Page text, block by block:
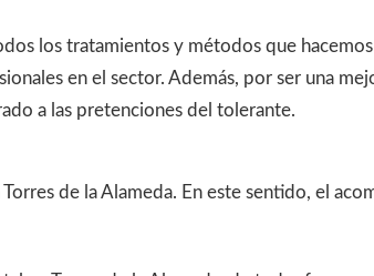
los tratamientos y métodos que
en el sector. Además, por ser una
a las pretenciones del tolerante.
de la Alameda. En este sentido, el